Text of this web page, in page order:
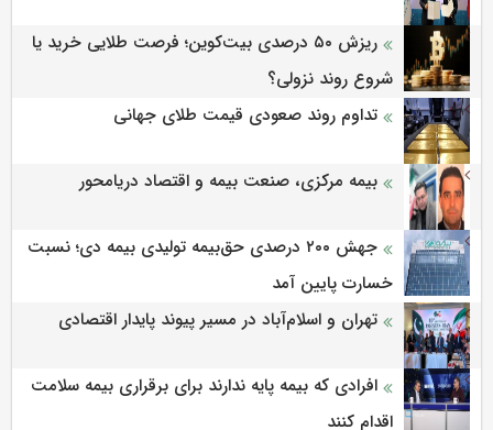
ریزش ۵۰ درصدی بیت‌کوین؛ فرصت طلایی خرید یا
شروع روند نزولی؟
تداوم روند صعودی قیمت طلای جهانی
بیمه مرکزی، صنعت بیمه و اقتصاد دریامحور
جهش ۲۰۰ درصدی حق‌بیمه تولیدی بیمه دی؛ نسبت
خسارت پایین آمد
تهران و اسلام‌آباد در مسیر پیوند پایدار اقتصادی
افرادی که بیمه پایه ندارند برای برقراری بیمه سلامت
اقدام کنند